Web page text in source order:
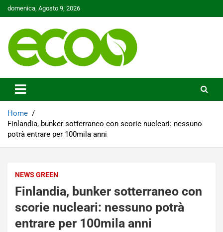
Skip
to
domenica, Agosto 9, 2026
Ecoo.it
Home
Finlandia, bunker sotterraneo con scorie nucleari: nessuno
potrà entrare per 100mila anni
NEWS GREEN
Finlandia, bunker sotterraneo con
scorie nucleari: nessuno potrà
entrare per 100mila anni